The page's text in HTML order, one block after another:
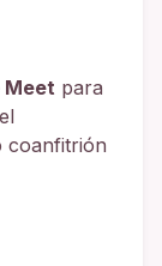
Meet para
coanfitrión